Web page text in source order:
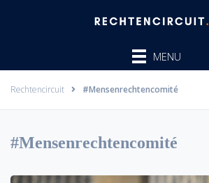
MENU
Rechtencircuit #Mensenrechtencomité
#Mensenrechtencomité